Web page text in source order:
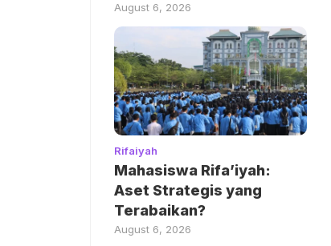
August 6, 2026
Rifaiyah
Mahasiswa Rifa’iyah:
Aset Strategis yang
Terabaikan?
August 6, 2026